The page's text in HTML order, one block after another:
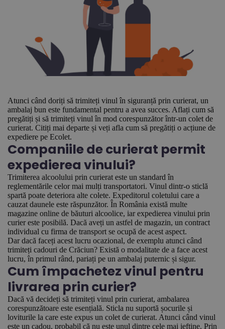
Atunci când doriți să trimiteți vinul în siguranță prin curierat, un
ambalaj bun este fundamental pentru a avea succes. Aflați cum să
pregătiți și să trimiteți vinul în mod corespunzător într-un colet de
curierat. Citiți mai departe și veți afla cum să pregătiți o acțiune de
expediere pe Ecolet.
Companiile de curierat permit
expedierea vinului?
Trimiterea alcoolului prin curierat este un standard în
reglementările celor mai mulți transportatori. Vinul dintr-o sticlă
spartă poate deteriora alte colete. Expeditorul coletului care a
cauzat daunele este răspunzător. În România există multe
magazine online de băuturi alcoolice, iar expedierea vinului prin
curier este posibilă. Dacă aveți un astfel de magazin, un contract
individual cu firma de transport se ocupă de acest aspect.
Dar dacă faceți acest lucru ocazional, de exemplu atunci când
trimiteți cadouri de Crăciun? Există o modalitate de a face acest
lucru, în primul rând, pariați pe un ambalaj puternic și sigur.
Cum împachetez vinul pentru
livrarea prin curier?
Dacă vă decideți să trimiteți vinul prin curierat, ambalarea
corespunzătoare este esențială. Sticla nu suportă șocurile și
loviturile la care este expus un colet de curierat. Atunci când vinul
este un cadou, probabil că nu este unul dintre cele mai ieftine. Prin